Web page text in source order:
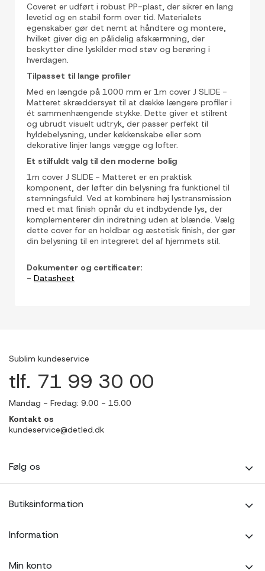
Coveret er udført i robust PP-plast, der sikrer en lang
levetid og en stabil form over tid. Materialets
egenskaber gør det nemt at håndtere og montere,
hvilket giver dig en pålidelig afskærmning, der
beskytter dine lyskilder mod støv og berøring i
hverdagen.
Tilpasset til lange profiler
Med en længde på 1000 mm er 1m cover J SLIDE -
Matteret skræddersyet til at dække længere profiler i
ét sammenhængende stykke. Dette giver et stilrent
og ubrudt visuelt udtryk, der passer perfekt til
hyldebelysning, under køkkenskabe eller som
dekorative linjer langs vægge og lofter.
Et stilfuldt valg til den moderne bolig
1m cover J SLIDE - Matteret er en praktisk
komponent, der løfter din belysning fra funktionel til
stemningsfuld. Ved at kombinere høj lystransmission
med et mat finish opnår du et indbydende lys, der
komplementerer din indretning uden at blænde. Vælg
dette cover for en holdbar og æstetisk finish, der gør
din belysning til en integreret del af hjemmets stil.
Dokumenter og certificater:
- Datasheet
Sublim kundeservice
tlf. 71 99 30 00
Mandag - Fredag: 9.00 - 15.00
Kontakt os
kundeservice@detled.dk
Følg os
Butiksinformation
Information
Min konto